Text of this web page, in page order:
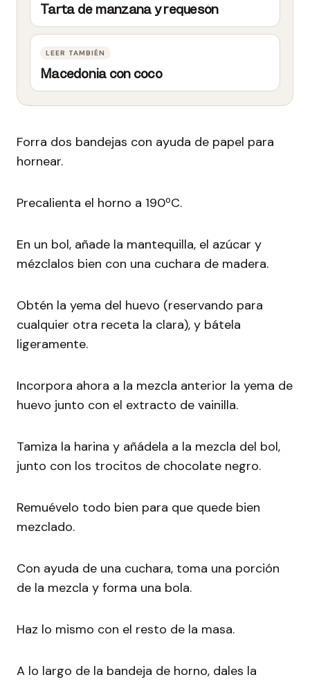
Tarta de manzana y requesón
Macedonia con coco
Forra dos bandejas con ayuda de papel para
hornear.
Precalienta el horno a 190ºC.
En un bol, añade la mantequilla, el azúcar y
mézclalos bien con una cuchara de madera.
Obtén la yema del huevo (reservando para
cualquier otra receta la clara), y bátela
ligeramente.
Incorpora ahora a la mezcla anterior la yema de
huevo junto con el extracto de vainilla.
Tamiza la harina y añádela a la mezcla del bol,
junto con los trocitos de chocolate negro.
Remuévelo todo bien para que quede bien
mezclado.
Con ayuda de una cuchara, toma una porción
de la mezcla y forma una bola.
Haz lo mismo con el resto de la masa.
A lo largo de la bandeja de horno, dales la